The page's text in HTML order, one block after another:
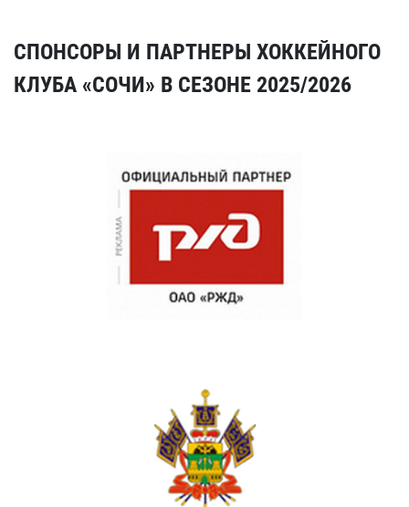
СПОНСОРЫ И ПАРТНЕРЫ ХОККЕЙНОГО
КЛУБА «СОЧИ» В СЕЗОНЕ 2025/2026